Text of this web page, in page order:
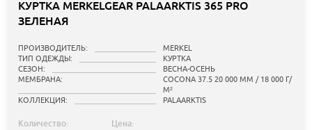
КУРТКА MERKELGEAR PALAARKTIS 365 PRO
ЗЕЛЕНАЯ
ПРОИЗВОДИТЕЛЬ:
MERKEL
ТИП ОДЕЖДЫ:
КУРТКА
СЕЗОН:
ВЕСНА-ОСЕНЬ
МЕМБРАНА:
COCONA 37.5 20 000 ММ / 18 000 Г/
М²
КОЛЛЕКЦИЯ:
PALAARKTIS
Количество: Цена: